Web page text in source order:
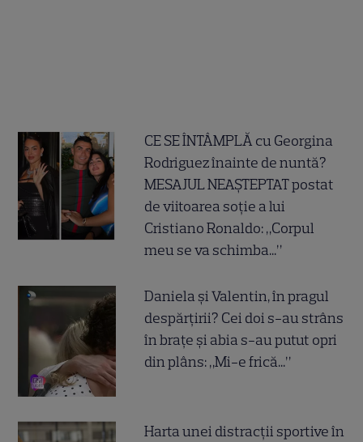
CE SE ÎNTÂMPLĂ cu Georgina
Rodriguez înainte de nuntă?
MESAJUL NEAȘTEPTAT postat
de viitoarea soție a lui
Cristiano Ronaldo: „Corpul
meu se va schimba...”
Daniela și Valentin, în pragul
despărțirii? Cei doi s-au strâns
în brațe și abia s-au putut opri
din plâns: „Mi-e frică...”
Harta unei distracții sportive în